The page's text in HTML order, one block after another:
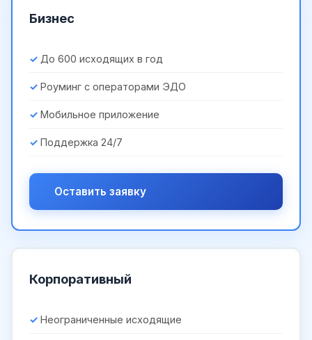
Бизнес
До 600 исходящих в год
Роуминг с операторами ЭДО
Мобильное приложение
Поддержка 24/7
Оставить заявку
Корпоративный
Неограниченные исходящие